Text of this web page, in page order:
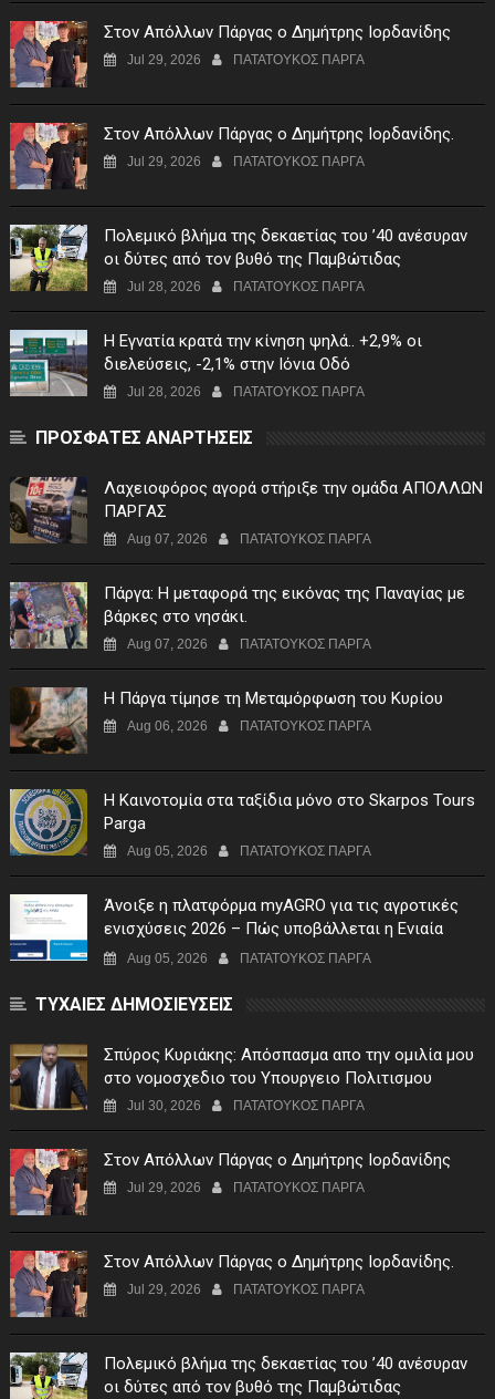
Στον Απόλλων Πάργας ο Δημήτρης Ιορδανίδης
Jul 29, 2026 ΠΑΤΑΤΟΥΚΟΣ ΠΑΡΓΑ
Στον Απόλλων Πάργας ο Δημήτρης Ιορδανίδης.
Jul 29, 2026 ΠΑΤΑΤΟΥΚΟΣ ΠΑΡΓΑ
Πολεμικό βλήμα της δεκαετίας του ’40 ανέσυραν
οι δύτες από τον βυθό της Παμβώτιδας
Jul 28, 2026 ΠΑΤΑΤΟΥΚΟΣ ΠΑΡΓΑ
Η Εγνατία κρατά την κίνηση ψηλά.. +2,9% οι
διελεύσεις, -2,1% στην Ιόνια Οδό
Jul 28, 2026 ΠΑΤΑΤΟΥΚΟΣ ΠΑΡΓΑ
ΠΡΟΣΦΑΤΕΣ ΑΝΑΡΤΗΣΕΙΣ
Λαχειοφόρος αγορά στήριξε την ομάδα ΑΠΟΛΛΩΝ
ΠΑΡΓΑΣ
Aug 07, 2026 ΠΑΤΑΤΟΥΚΟΣ ΠΑΡΓΑ
Πάργα: Η μεταφορά της εικόνας της Παναγίας με
βάρκες στο νησάκι.
Aug 07, 2026 ΠΑΤΑΤΟΥΚΟΣ ΠΑΡΓΑ
Η Πάργα τίμησε τη Μεταμόρφωση του Κυρίου
Aug 06, 2026 ΠΑΤΑΤΟΥΚΟΣ ΠΑΡΓΑ
Η Καινοτομία στα ταξίδια μόνο στο Skarpos Tours
Parga
Aug 05, 2026 ΠΑΤΑΤΟΥΚΟΣ ΠΑΡΓΑ
Άνοιξε η πλατφόρμα myAGRO για τις αγροτικές
ενισχύσεις 2026 – Πώς υποβάλλεται η Ενιαία
Αίτηση Ενίσχυσης
Aug 05, 2026 ΠΑΤΑΤΟΥΚΟΣ ΠΑΡΓΑ
ΤΥΧΑΙΕΣ ΔΗΜΟΣΙΕΥΣΕΙΣ
Σπύρος Κυριάκης: Απόσπασμα απο την ομιλία μου
στο νομοσχεδιο του Υπουργειο Πολιτισμου
Jul 30, 2026 ΠΑΤΑΤΟΥΚΟΣ ΠΑΡΓΑ
Στον Απόλλων Πάργας ο Δημήτρης Ιορδανίδης
Jul 29, 2026 ΠΑΤΑΤΟΥΚΟΣ ΠΑΡΓΑ
Στον Απόλλων Πάργας ο Δημήτρης Ιορδανίδης.
Jul 29, 2026 ΠΑΤΑΤΟΥΚΟΣ ΠΑΡΓΑ
Πολεμικό βλήμα της δεκαετίας του ’40 ανέσυραν
οι δύτες από τον βυθό της Παμβώτιδας